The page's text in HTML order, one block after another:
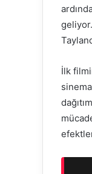
geliyor.
İlk